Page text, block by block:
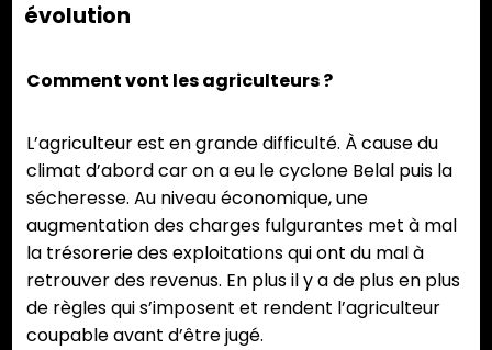
évolution
Comment vont les agriculteurs ?
L’agriculteur est en grande difficulté. À cause du
climat d’abord car on a eu le cyclone Belal puis la
sécheresse. Au niveau économique, une
augmentation des charges fulgurantes met à mal
la trésorerie des exploitations qui ont du mal à
retrouver des revenus. En plus il y a de plus en plus
de règles qui s’imposent et rendent l’agriculteur
coupable avant d’être jugé.